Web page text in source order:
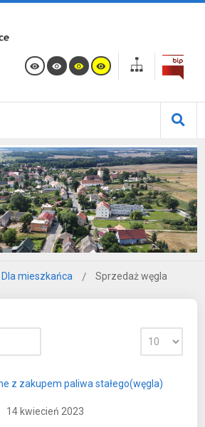
Dla mieszkańca Sprzedaż węgla
z zakupem paliwa stałego(węgla)
14 kwiecień 2023